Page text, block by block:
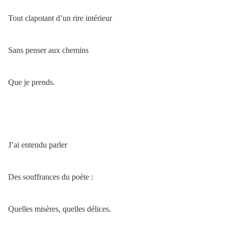
Tout clapotant d’un rire intérieur
Sans penser aux chemins
Que je prends.
J’ai entendu parler
Des souffrances du poète :
Quelles misères, quelles délices.